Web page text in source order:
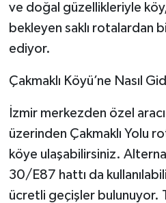
ve doğal güzellikleriyle
bekleyen saklı rotalardan
ediyor.
Çakmaklı Köyü’ne Nasıl
İzmir merkezden özel
üzerinden Çakmaklı Yolu
köye ulaşabilirsiniz.
30/E87 hattı da
ücretli geçişler bulunuyor.